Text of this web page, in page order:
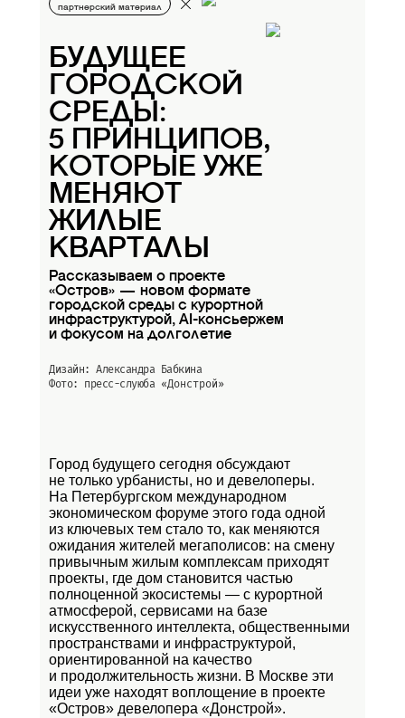
партнерский материал
БУДУЩЕЕ
ГОРОДСКОЙ
СРЕДЫ:
5 ПРИНЦИПОВ,
КОТОРЫЕ УЖЕ
МЕНЯЮТ
ЖИЛЫЕ
КВАРТАЛЫ
Рассказываем о проекте
«Остров» — новом формате
городской среды с курортной
инфраструктурой, AI-консьержем
и фокусом на долголетие
Дизайн: Александра Бабкина
Фото: пресс-слуюба «Донстрой»
Город будущего сегодня обсуждают
не только урбанисты, но и девелоперы.
На Петербургском международном
экономическом форуме этого года одной
из ключевых тем стало то, как меняются
ожидания жителей мегаполисов: на смену
привычным жилым комплексам приходят
проекты, где дом становится частью
полноценной экосистемы — с курортной
атмосферой, сервисами на базе
искусственного интеллекта, общественными
пространствами и инфраструктурой,
ориентированной на качество
и продолжительность жизни. В Москве эти
идеи уже находят воплощение в проекте
«Остров» девелопера «Донстрой».